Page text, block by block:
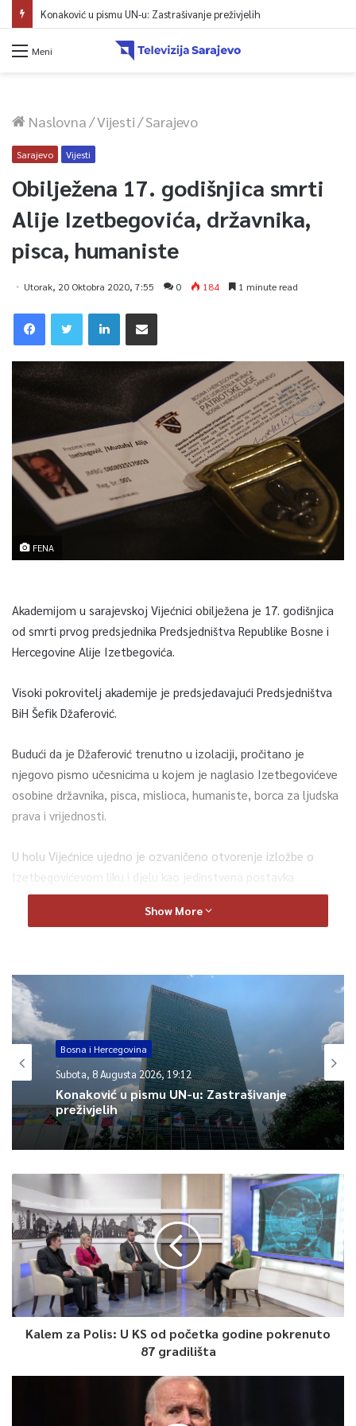
Konaković u pismu UN-u: Zastrašivanje preživjelih
Meni
Naslovna/Vijesti/Sarajevo
Sarajevo Vijesti
Obilježena 17. godišnjica smrti
Alije Izetbegovića, državnika,
pisca, humaniste
Utorak, 20 Oktobra 2020, 7:55 0 184 1 minute read
FENA
Akademijom u sarajevskoj Vijećnici obilježena je 17. godišnjica
od smrti prvog predsjednika Predsjedništva Republike Bosne i
Hercegovine Alije Izetbegovića.
Visoki pokrovitelj akademije je predsjedavajući Predsjedništva
BiH Šefik Džaferović.
Budući da je Džaferović trenutno u izolaciji, pročitano je
njegovo pismo učesnicima u kojem je naglasio Izetbegovićeve
osobine državnika, pisca, mislioca, humaniste, borca za ljudska
prava i vrijednosti.
U holu Vijećnice ujedno je ozvaničeno otvorenje izložbe o
Izetbegovićevom liku i djelu kao jedinstvena postavka
dokumenata, fotografija i ličnih predmeta iz privatne arhive
Izetbegovićeve porodice i Muzeja u Sarajevu koji nosi njegovo
Taj muzej je ujedno organizator ove izložbe u suradnji s
Fondacijom „Alija Izetbegović“.
Tokom akademije, zvanicama su se obratili direktorica Muzeja
„Alija Izetbegović“ Nađa Berberović Dizdarević, Izetbegovićev
bliski saradnik Faris Nanić i direktor Bošnjačke zajednice kulture
„Preporod“ Sanjin Kodrić.
Bošnjaci svih starosnih dobi, Bosanci i Hercegovci svih vjerskih,
iskazali su mu počast na dženazi i završnom ispraćaju u
impozantnom mnoštvu u Sarajevu, gdje je i ukopan, po
vlastitoj želji na Šehidskom mezarju Kovači.
0
Article Rating
Show More
Bosna i Hercegovina
Subota, 8 Augusta 2026, 19:12
Konaković u pismu UN-u: Zastrašivanje
preživjelih
Kalem za Polis: U KS od početka godine pokrenuto
87 gradilišta